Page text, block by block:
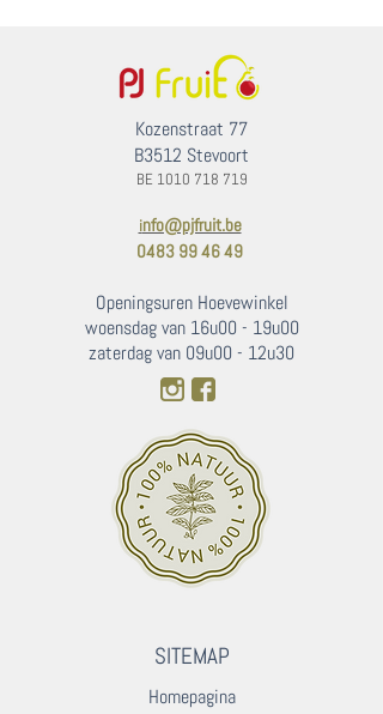
Kozenstraat 77
B3512 Stevoort
BE 1010 718 719
info@pjfruit.be
0483 99 46 49
Openingsuren Hoevewinkel
woensdag van 16u00 - 19u00
zaterdag van 09u00 - 12u30
SITEMAP
Homepagina